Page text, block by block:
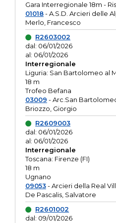
Gara Interregionale 18m -
01018- A.S.D. Arcieri delle
Merlo, Francesco
R2603002
dal: 06/01/2026
al: 06/01/2026
Interregionale
Liguria: San Bartolomeo al
18 m
Trofeo Befana
03009 - Arc.San
Briozzo, Giorgio
R2609003
dal: 06/01/2026
al: 06/01/2026
Interregionale
Toscana: Firenze (FI)
18 m
Ugnano
09053- Arcieri della Real
De Pascalis, Salvatore
R2601002
dal: 09/01/2026